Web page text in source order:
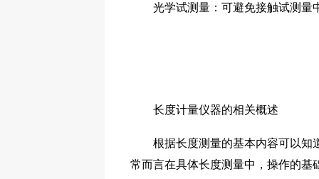
光学试测量：可避免接触试测量中
长度计量仪器的相关概述
根据长度测量的基本内容可以知道
常而言在具体长度测量中，操作的基